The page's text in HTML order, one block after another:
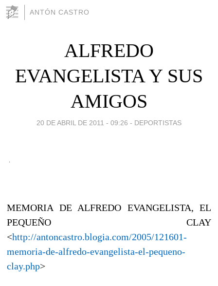
ANTÓN CASTRO
ALFREDO
EVANGELISTA Y SUS
AMIGOS
20 DE ABRIL DE 2011 - 09:26 - DEPORTISTAS
MEMORIA DE ALFREDO EVANGELISTA, EL
PEQUEÑO CLAY
<http://antoncastro.blogia.com/2005/121601-
memoria-de-alfredo-evangelista-el-pequeno-
clay.php>